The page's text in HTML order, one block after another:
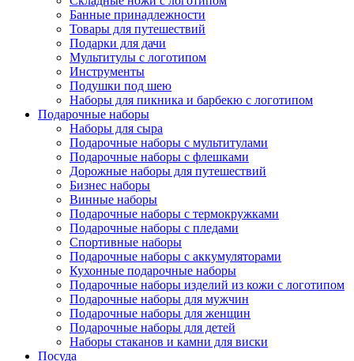
Банные принадлежности
Товары для путешествий
Подарки для дачи
Мультитулы с логотипом
Инструменты
Подушки под шею
Наборы для пикника и барбекю с логотипом
Подарочные наборы
Наборы для сыра
Подарочные наборы с мультитулами
Подарочные наборы с флешками
Дорожные наборы для путешествий
Бизнес наборы
Винные наборы
Подарочные наборы с термокружками
Подарочные наборы с пледами
Спортивные наборы
Подарочные наборы с аккумуляторами
Кухонные подарочные наборы
Подарочные наборы изделий из кожи с логотипом
Подарочные наборы для мужчин
Подарочные наборы для женщин
Подарочные наборы для детей
Наборы стаканов и камни для виски
Посуда